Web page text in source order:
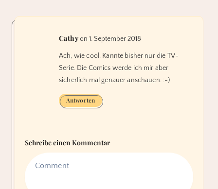
Cathyon 1. September 2018
Ach, wie cool. Kannte bisher nur die TV-
Serie. Die Comics werde ich mir aber
sicherlich mal genauer anschauen. :-)
Antworten
Schreibe einen Kommentar